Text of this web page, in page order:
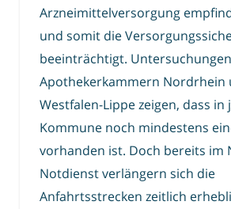
Arzneimittelversorgung
und somit die
beeinträchtigt.
Apothekerkammern Nordrhein
Westfalen-Lippe zeigen, dass in
Kommune noch mindestens
vorhanden ist. Doch bereits im
Notdienst verlängern sich die
Anfahrtsstrecken zeitlich